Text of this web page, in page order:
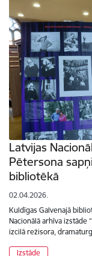
Latvijas
Pētersona
bibliotēkā
02.04.2026.
Kuldīgas Galvenajā
Nacionālā arhīva izstāde
izcilā režisora,
Izstāde